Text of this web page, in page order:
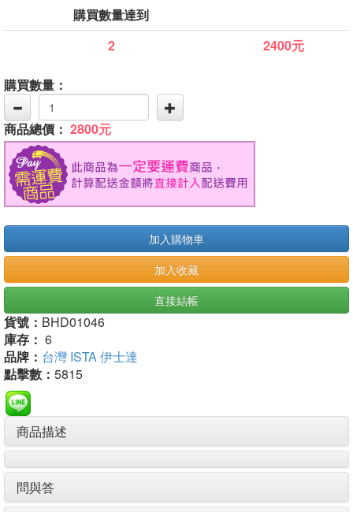
購買數量達到
2
2400元
購買數量：
商品總價： 2800元
加入購物車
加入收藏
直接結帳
貨號： BHD01046
庫存： 6
品牌： 台灣 ISTA 伊士達
點擊數： 5815
商品描述
問與答